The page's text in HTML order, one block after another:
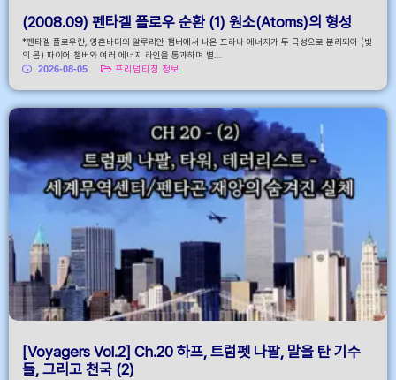
(2008.09) 펜타겔 플로우 순환 (1) 원소(Atoms)의 형성
*펜타겔 플로우란, 영혼바디의 알루리안 챔버에서 나온 프라나 에너지가 두 극성으로 분리되어 (빛
의 몸) 파이어 챔버와 여러 에너지 라인을 통과하며 별...
2026-08-05
프리덤티칭 정보
[Voyagers Vol.2] Ch.20 하프, 트럼펫 나팔, 말을 탄 기수
들, 그리고 천국 (2)